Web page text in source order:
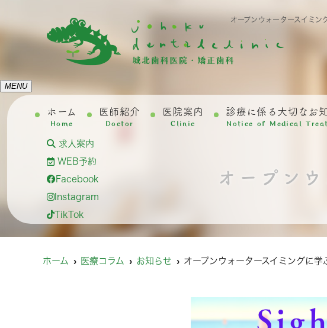
オープンウォータースイミ
MENU
ホーム
Home
医師紹介
Doctor
医院案内
Clinic
診療に係る大切なお
Notice of Medical
求人案内
WEB予約
Facebook
Instagram
TikTok
オープン
ホーム 医療コラム お知らせ オープンウォータースイミングに学